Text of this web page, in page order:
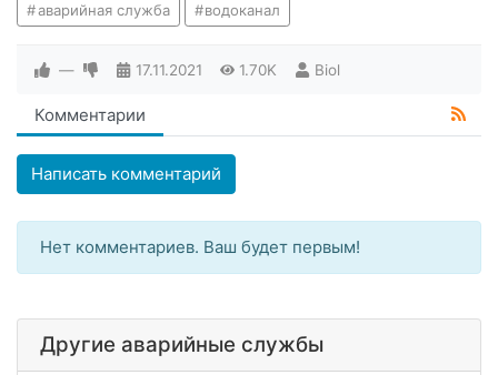
аварийная служба водоканал
— 17.11.2021 1.70K Biol
Комментарии
Написать комментарий
Нет комментариев. Ваш будет первым!
Другие аварийные службы